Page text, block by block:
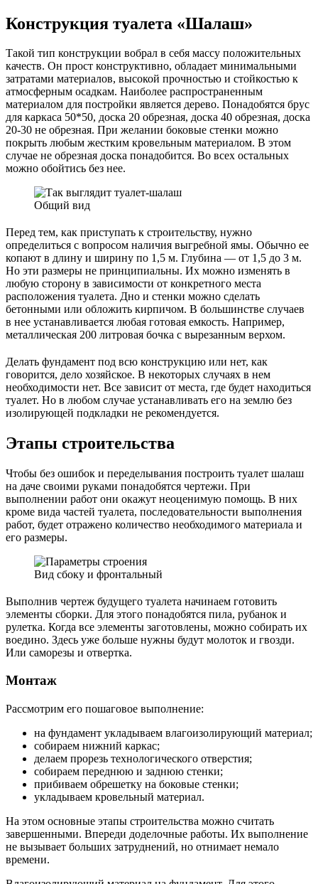
Конструкция туалета «Шалаш»
Такой тип конструкции вобрал в себя массу положительных
качеств. Он прост конструктивно, обладает минимальными
затратами материалов, высокой прочностью и стойкостью к
атмосферным осадкам. Наиболее распространенным
материалом для постройки является дерево. Понадобятся брус
для каркаса 50*50, доска 20 обрезная, доска 40 обрезная, доска
20-30 не обрезная. При желании боковые стенки можно
покрыть любым жестким кровельным материалом. В этом
случае не обрезная доска понадобится. Во всех остальных
можно обойтись без нее.
Общий вид
Перед тем, как приступать к строительству, нужно
определиться с вопросом наличия выгребной ямы. Обычно ее
копают в длину и ширину по 1,5 м. Глубина — от 1,5 до 3 м.
Но эти размеры не принципиальны. Их можно изменять в
любую сторону в зависимости от конкретного места
расположения туалета. Дно и стенки можно сделать
бетонными или обложить кирпичом. В большинстве случаев
в нее устанавливается любая готовая емкость. Например,
металлическая 200 литровая бочка с вырезанным верхом.
Делать фундамент под всю конструкцию или нет, как
говорится, дело хозяйское. В некоторых случаях в нем
необходимости нет. Все зависит от места, где будет находиться
туалет. Но в любом случае устанавливать его на землю без
изолирующей подкладки не рекомендуется.
Этапы строительства
Чтобы без ошибок и переделывания построить туалет шалаш
на даче своими руками понадобятся чертежи. При
выполнении работ они окажут неоценимую помощь. В них
кроме вида частей туалета, последовательности выполнения
работ, будет отражено количество необходимого материала и
его размеры.
Вид сбоку и фронтальный
Выполнив чертеж будущего туалета начинаем готовить
элементы сборки. Для этого понадобятся пила, рубанок и
рулетка. Когда все элементы заготовлены, можно собирать их
воедино. Здесь уже больше нужны будут молоток и гвозди.
Или саморезы и отвертка.
Монтаж
Рассмотрим его пошаговое выполнение:
на фундамент укладываем влагоизолирующий материал;
собираем нижний каркас;
делаем прорезь технологического отверстия;
собираем переднюю и заднюю стенки;
прибиваем обрешетку на боковые стенки;
укладываем кровельный материал.
На этом основные этапы строительства можно считать
завершенными. Впереди доделочные работы. Их выполнение
не вызывает больших затруднений, но отнимает немало
времени.